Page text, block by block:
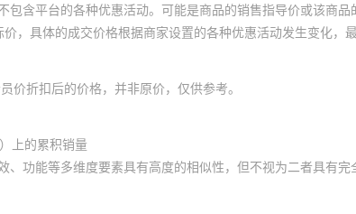
含平台的各种优惠活动。可能是商品的销售指导价或该商品
，具体的成交价格根据商家设置的各种优惠活动发生变化，
折扣后的价格，并非原价，仅供参考。
上的累积销量
功能等多维度要素具有高度的相似性，但不视为二者具有完